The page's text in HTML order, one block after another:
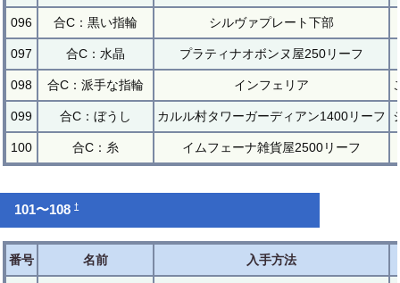
096 合C：黒い指輪 シルヴァプレート下部
097 合C：水晶 プラティナオボンヌ屋250リーフ
098 合C：派手な指輪 インフェリア
099 合C：ぼうし カルル村タワーガーディアン1400リーフ
100 合C：糸 イムフェーナ雑貨屋2500リーフ
101〜108†
番号 名前 入手方法